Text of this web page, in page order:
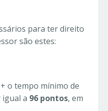
para ter direito
são estes:
o tempo mínimo de
a 96 pontos, em